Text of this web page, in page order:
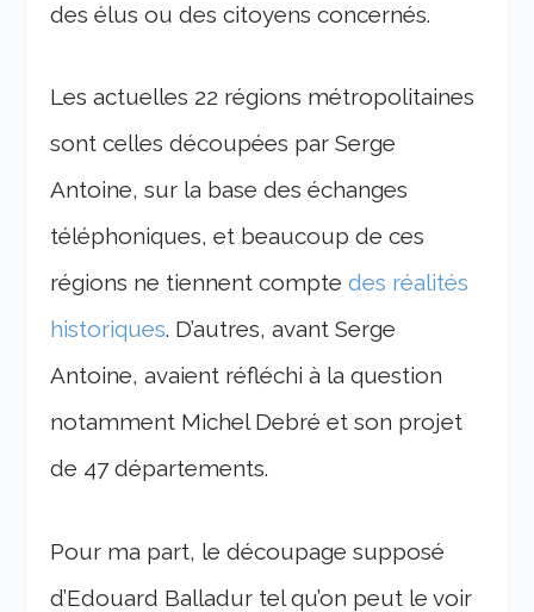
des élus ou des citoyens concernés.
Les actuelles 22 régions métropolitaines
sont celles découpées par Serge
Antoine, sur la base des échanges
téléphoniques, et beaucoup de ces
régions ne tiennent comptedes réalités
historiques. D’autres, avant Serge
Antoine, avaient réfléchi à la question
notamment Michel Debré et son projet
de 47 départements.
Pour ma part, le découpage supposé
d’Edouard Balladur tel qu’on peut le voir